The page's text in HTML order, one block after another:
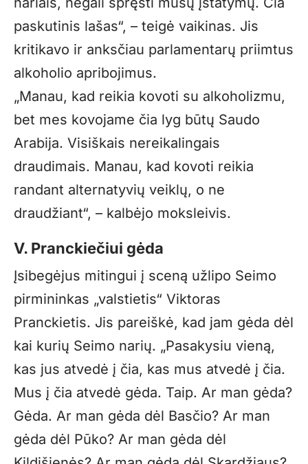
paskutinis lašas“, – teigė vaikinas. Jis
kritikavo ir anksčiau parlamentarų priimtus
alkoholio apribojimus.
„Manau, kad reikia kovoti su alkoholizmu,
bet mes kovojame čia lyg būtų Saudo
Arabija. Visiškais nereikalingais
draudimais. Manau, kad kovoti reikia
randant alternatyvių veiklų, o ne
draudžiant“, – kalbėjo moksleivis.
V. Pranckiečiui gėda
Įsibegėjus mitingui į sceną užlipo Seimo
pirmininkas „valstietis“ Viktoras
Pranckietis. Jis pareiškė, kad jam gėda dėl
kai kurių Seimo narių. „Pasakysiu vieną,
kas jus atvedė į čia, kas mus atvedė į čia.
Mus į čia atvedė gėda. Taip. Ar man gėda?
Gėda. Ar man gėda dėl Basčio? Ar man
gėda dėl Pūko? Ar man gėda dėl